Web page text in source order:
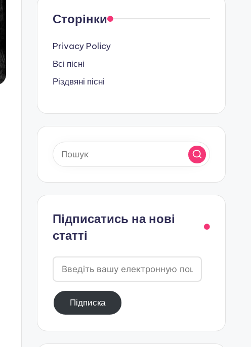
Сторінки
Privacy Policy
Всі пісні
Різдвяні пісні
Підписатись на нові
статті
Введіть
вашу
електронную
поштуПідписка